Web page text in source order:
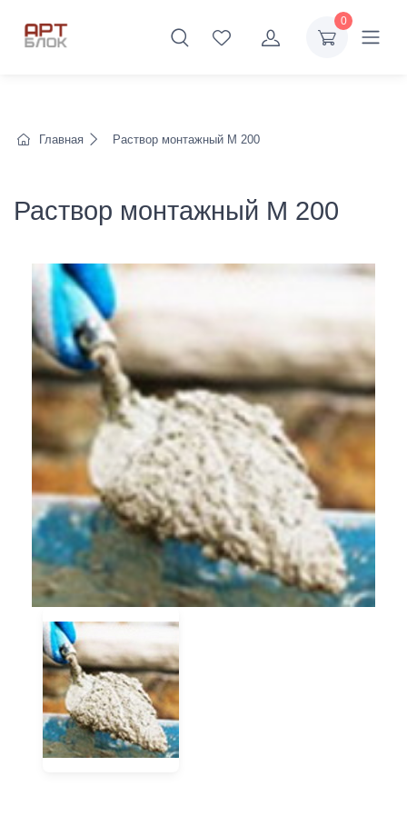
0
Главная Раствор монтажный М 200
Раствор монтажный М 200